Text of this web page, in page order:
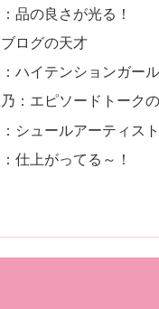
品の良さが光る！
ログの天才
ハイテンションガール
：エピソードトーク
シュールアーティスト
仕上がってる～！